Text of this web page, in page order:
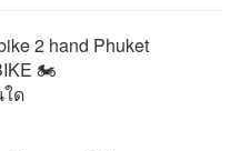
2 hand Phuket
🏍
ด